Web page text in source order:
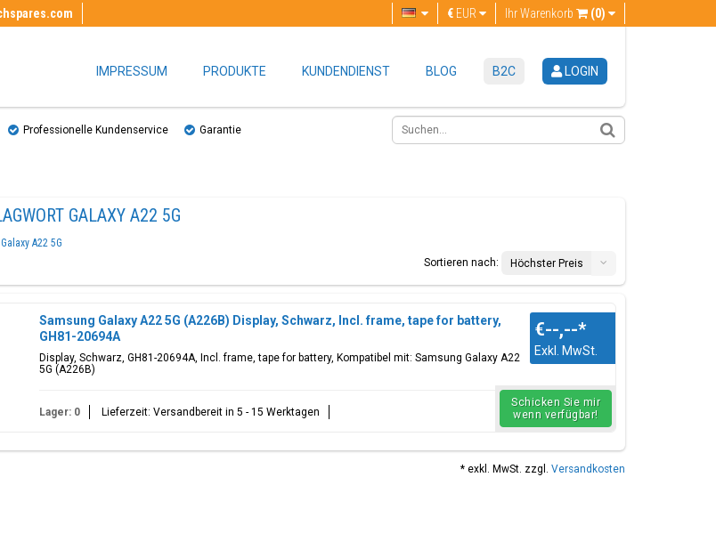
Ihr Warenkorb (0)
€ EUR
IMPRESSUM PRODUKTE KUNDENDIENST BLOG B2C LOGIN
Professionelle Kundenservice Garantie
GALAXY A22 5G
Galaxy A22 5G
Sortieren nach:
Höchster Preis
Samsung Galaxy A22 5G (A226B) Display, Schwarz, Incl. frame, tape for battery,
GH81-20694A
Display, Schwarz, GH81-20694A, Incl. frame, tape for battery, Kompatibel mit: Samsung Galaxy A22
5G (A226B)
€--,--*
Exkl. MwSt.
Lager: 0 Lieferzeit: Versandbereit in 5 - 15 Werktagen
Schicken Sie mir
wenn verfügbar!
* exkl. MwSt. zzgl. Versandkosten